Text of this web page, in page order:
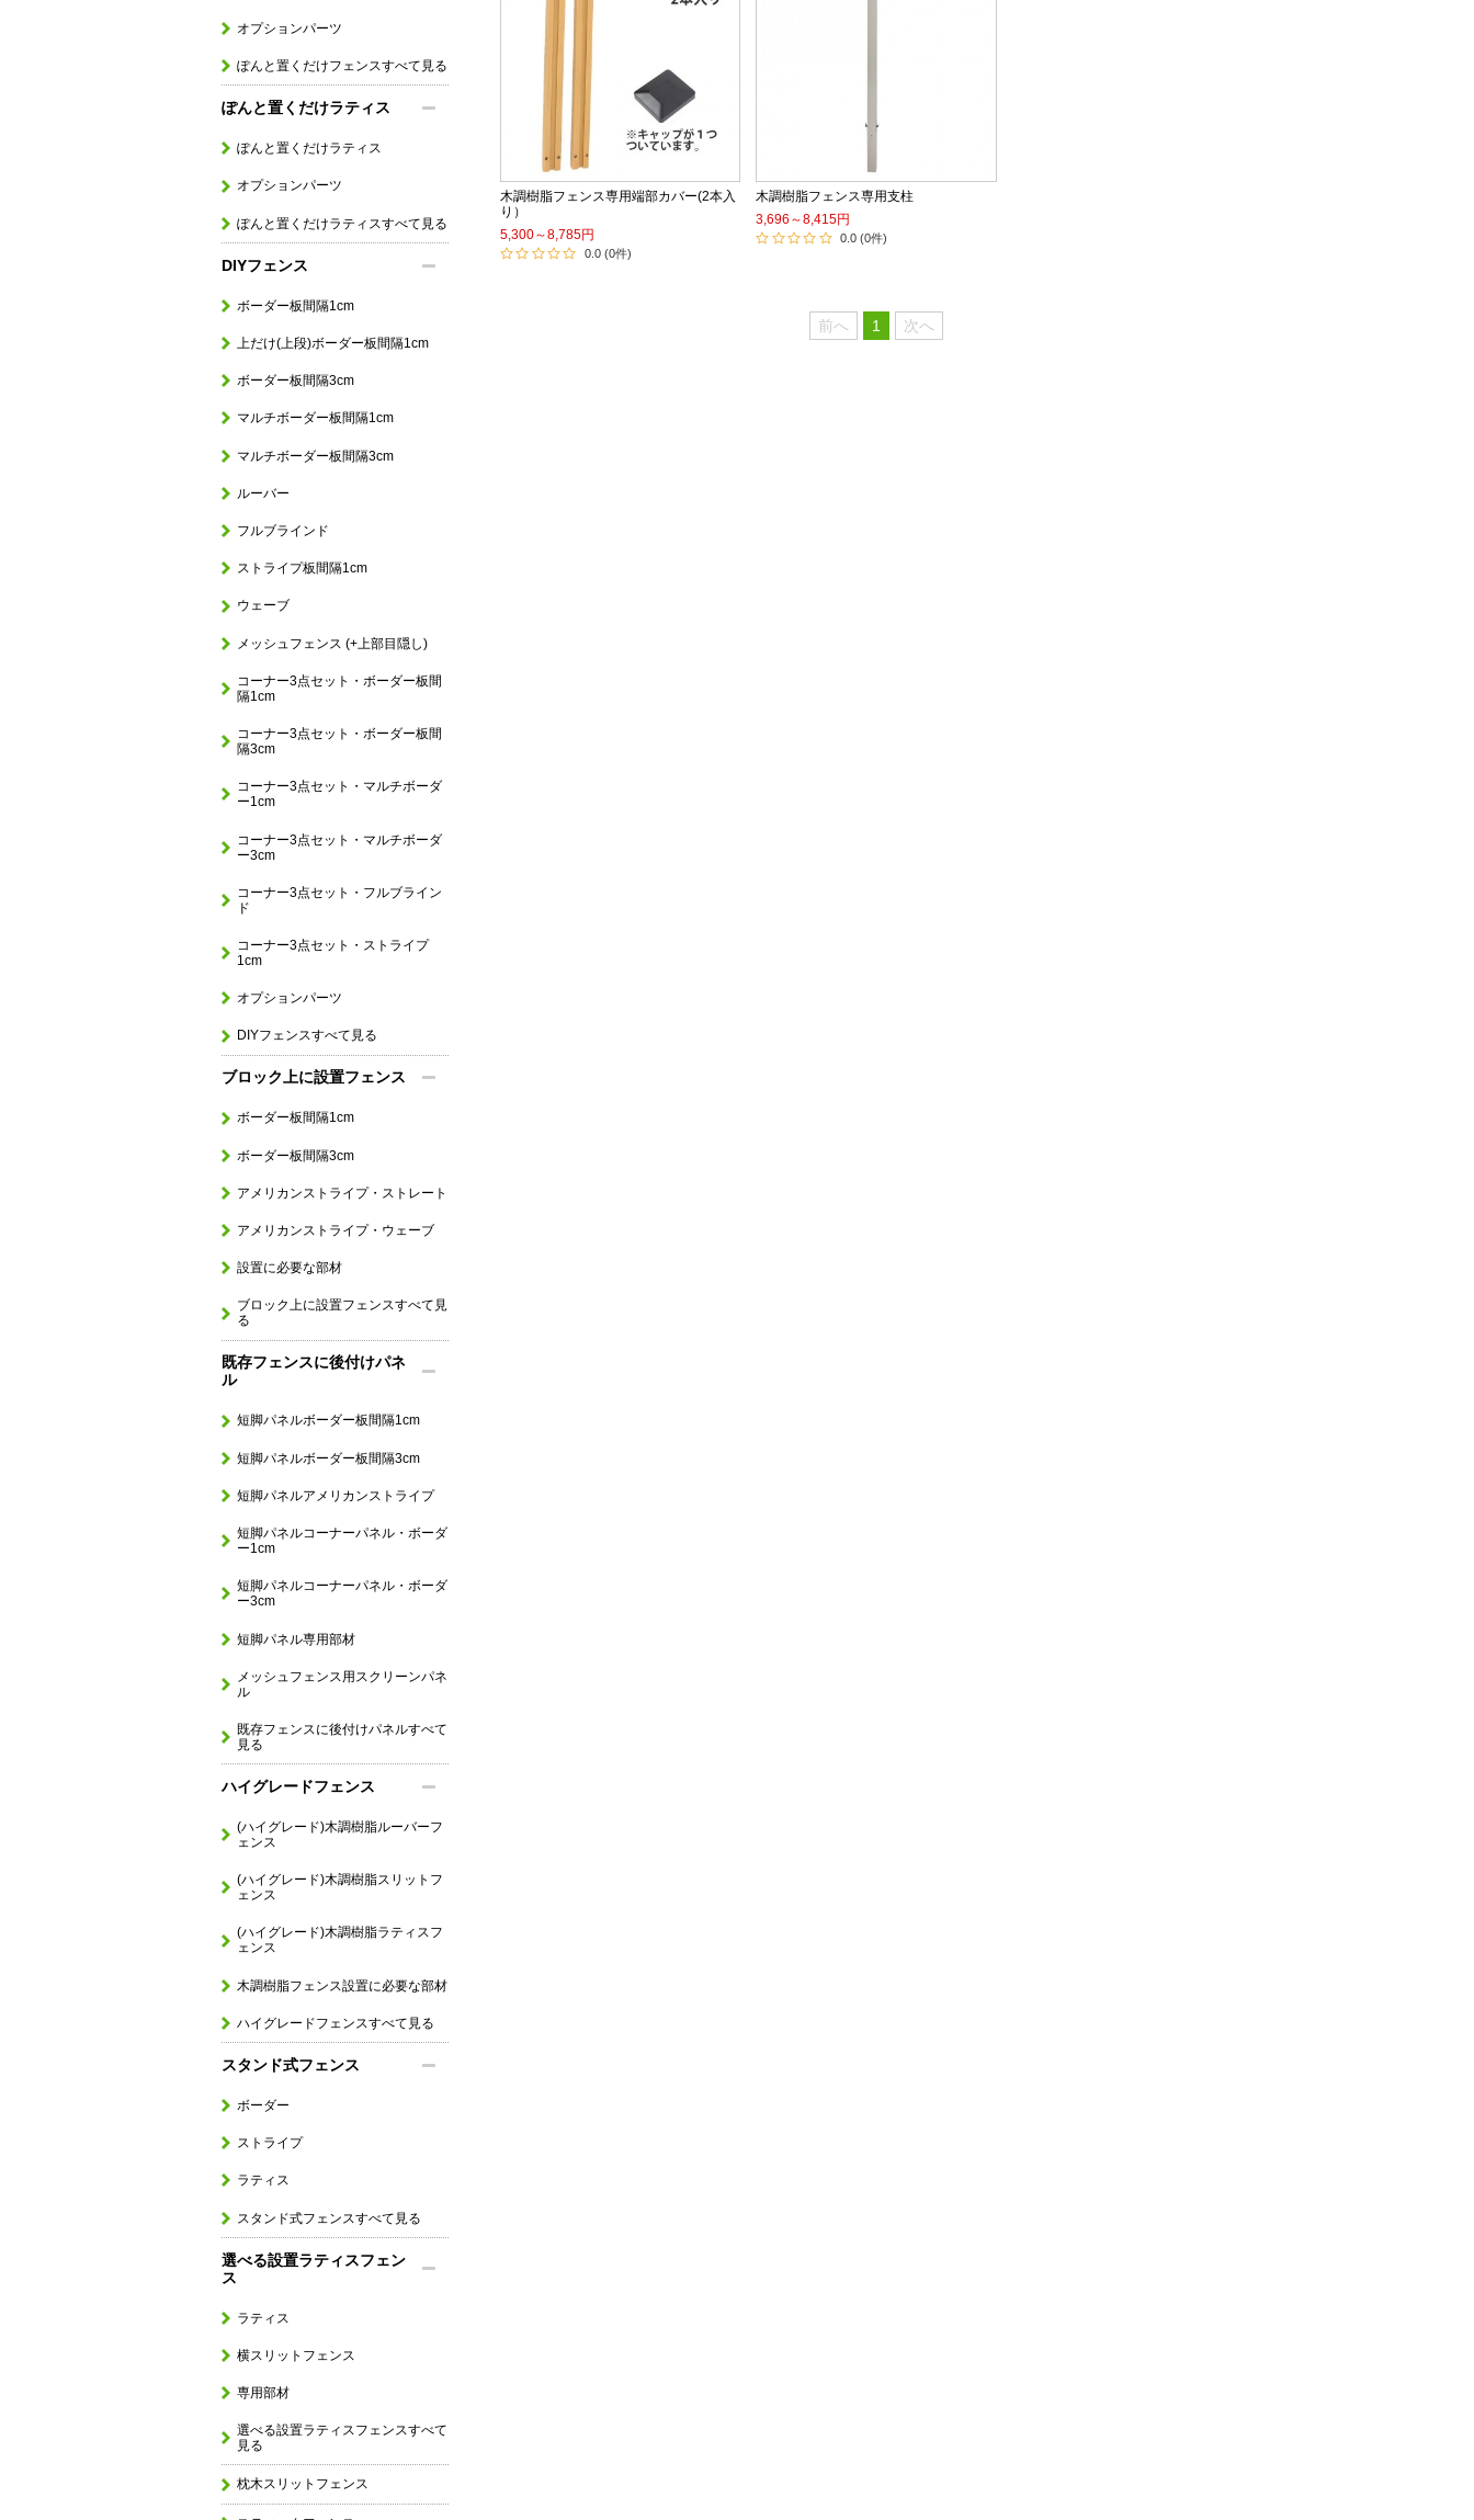
オプションパーツ
ぽんと置くだけフェンスすべて見る
ぽんと置くだけラティス
ぽんと置くだけラティス
オプションパーツ
ぽんと置くだけラティスすべて見る
DIYフェンス
ボーダー板間隔1cm
上だけ(上段)ボーダー板間隔1cm
ボーダー板間隔3cm
マルチボーダー板間隔1cm
マルチボーダー板間隔3cm
ルーバー
フルブラインド
ストライプ板間隔1cm
ウェーブ
メッシュフェンス (+上部目隠し)
コーナー3点セット・ボーダー板間
隔1cm
コーナー3点セット・ボーダー板間
隔3cm
コーナー3点セット・マルチボーダ
ー1cm
コーナー3点セット・マルチボーダ
ー3cm
コーナー3点セット・フルブライン
ド
コーナー3点セット・ストライプ
1cm
オプションパーツ
DIYフェンスすべて見る
ブロック上に設置フェンス
ボーダー板間隔1cm
ボーダー板間隔3cm
アメリカンストライプ・ストレート
アメリカンストライプ・ウェーブ
設置に必要な部材
ブロック上に設置フェンスすべて見
る
既存フェンスに後付けパネ
ル
短脚パネルボーダー板間隔1cm
短脚パネルボーダー板間隔3cm
短脚パネルアメリカンストライプ
短脚パネルコーナーパネル・ボーダ
ー1cm
短脚パネルコーナーパネル・ボーダ
ー3cm
短脚パネル専用部材
メッシュフェンス用スクリーンパネ
ル
既存フェンスに後付けパネルすべて
見る
ハイグレードフェンス
(ハイグレード)木調樹脂ルーバーフ
ェンス
(ハイグレード)木調樹脂スリットフ
ェンス
(ハイグレード)木調樹脂ラティスフ
ェンス
木調樹脂フェンス設置に必要な部材
ハイグレードフェンスすべて見る
スタンド式フェンス
ボーダー
ストライプ
ラティス
スタンド式フェンスすべて見る
選べる設置ラティスフェン
ス
ラティス
横スリットフェンス
専用部材
選べる設置ラティスフェンスすべて
見る
枕木スリットフェンス
木調樹脂フェンス専用端部カバー(2本入
り）
5,300～8,785円
0.0 (0件)
木調樹脂フェンス専用支柱
3,696～8,415円
0.0 (0件)
前へ 1 次へ